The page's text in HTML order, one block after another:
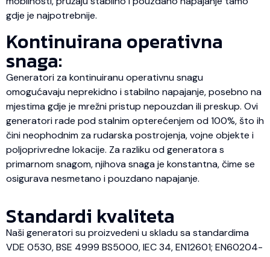
gdje je najpotrebnije.
Kontinuirana operativna
snaga:
Generatori za kontinuiranu operativnu snagu
omogućavaju neprekidno i stabilno napajanje, posebno na
mjestima gdje je mrežni pristup nepouzdan ili preskup. Ovi
generatori rade pod stalnim opterećenjem od 100%, što ih
čini neophodnim za rudarska postrojenja, vojne objekte i
poljoprivredne lokacije. Za razliku od generatora s
primarnom snagom, njihova snaga je konstantna, čime se
osigurava nesmetano i pouzdano napajanje.
Standardi kvaliteta
Naši generatori su proizvedeni u skladu sa standardima
VDE 0530, BSE 4999 BS5000, IEC 34, EN12601; EN60204-